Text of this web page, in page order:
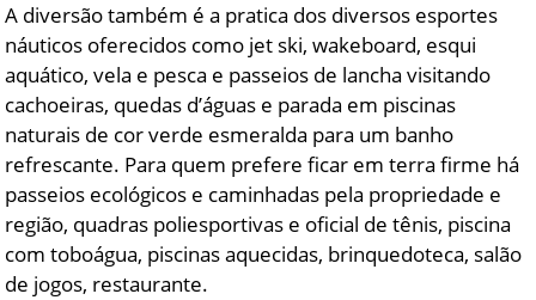
A diversão também é a pratica dos diversos esportes
náuticos oferecidos como jet ski, wakeboard, esqui
aquático, vela e pesca e passeios de lancha visitando
cachoeiras, quedas d’águas e parada em piscinas
naturais de cor verde esmeralda para um banho
refrescante. Para quem prefere ficar em terra firme há
passeios ecológicos e caminhadas pela propriedade e
região, quadras poliesportivas e oficial de tênis, piscina
com toboágua, piscinas aquecidas, brinquedoteca, salão
de jogos, restaurante.